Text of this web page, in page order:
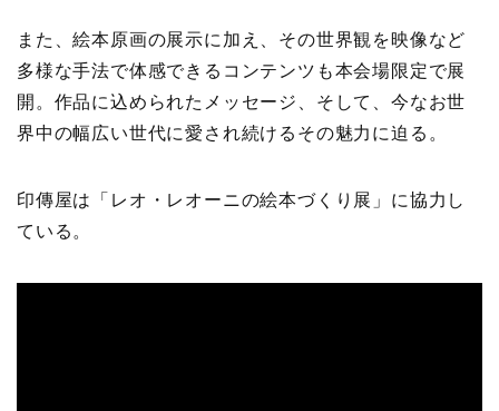
また、絵本原画の展示に加え、その世界観を映像など
多様な手法で体感できるコンテンツも本会場限定で展
開。作品に込められたメッセージ、そして、今なお世
界中の幅広い世代に愛され続けるその魅力に迫る。
印傳屋は「レオ・レオーニの絵本づくり展」に協力し
ている。